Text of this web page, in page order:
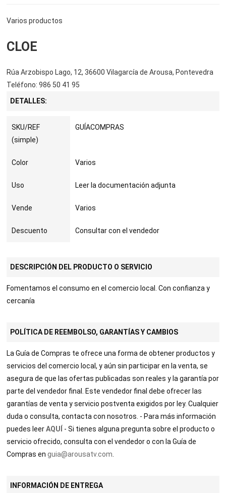
Varios productos
CLOE
Rúa Arzobispo Lago, 12, 36600 Vilagarcía de Arousa, Pontevedra
Teléfono: 986 50 41 95
DETALLES:
SKU/REF
(simple)
GUÍACOMPRAS
Color Varios
Uso Leer la documentación adjunta
Vende Varios
Descuento Consultar con el vendedor
DESCRIPCIÓN DEL PRODUCTO O SERVICIO
Fomentamos el consumo en el comercio local. Con confianza y
cercanía
POLÍTICA DE REEMBOLSO, GARANTÍAS Y CAMBIOS
La Guía de Compras te ofrece una forma de obtener productos y
servicios del comercio local, y aún sin participar en la venta, se
asegura de que las ofertas publicadas son reales y la garantía por
parte del vendedor final. Este vendedor final debe ofrecer las
garantías de venta y servicio postventa exigidos por ley. Cualquier
duda o consulta, contacta con nosotros. - Para más información
puedes leerAQUÍ - Si tienes alguna pregunta sobre el producto o
servicio ofrecido, consulta con el vendedor o con la Guía de
Compras enguia@arousatv.com
INFORMACIÓN DE ENTREGA